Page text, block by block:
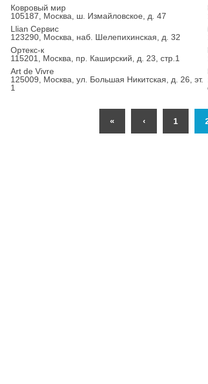
Ковровый мир
105187, Москва, ш. Измайловское, д. 47
Llian Сервис
123290, Москва, наб. Шелепихинская, д. 32
Ортекс-к
115201, Москва, пр. Каширский, д. 23, стр.1
Art de Vivre
125009, Москва, ул. Большая Никитская, д. 26, эт.
1
« ‹ 1